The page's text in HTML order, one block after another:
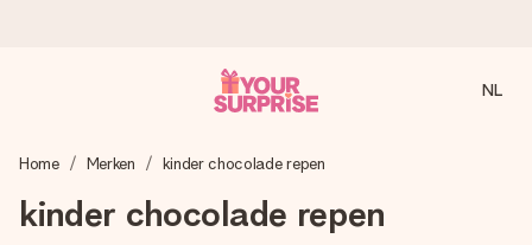
We maken jouw cadeau met zorg en zorgen dat het
het juiste moment, wanneer het het meeste betekent.
NL
Home Merken kinder chocolade repen
kinder chocolade repen